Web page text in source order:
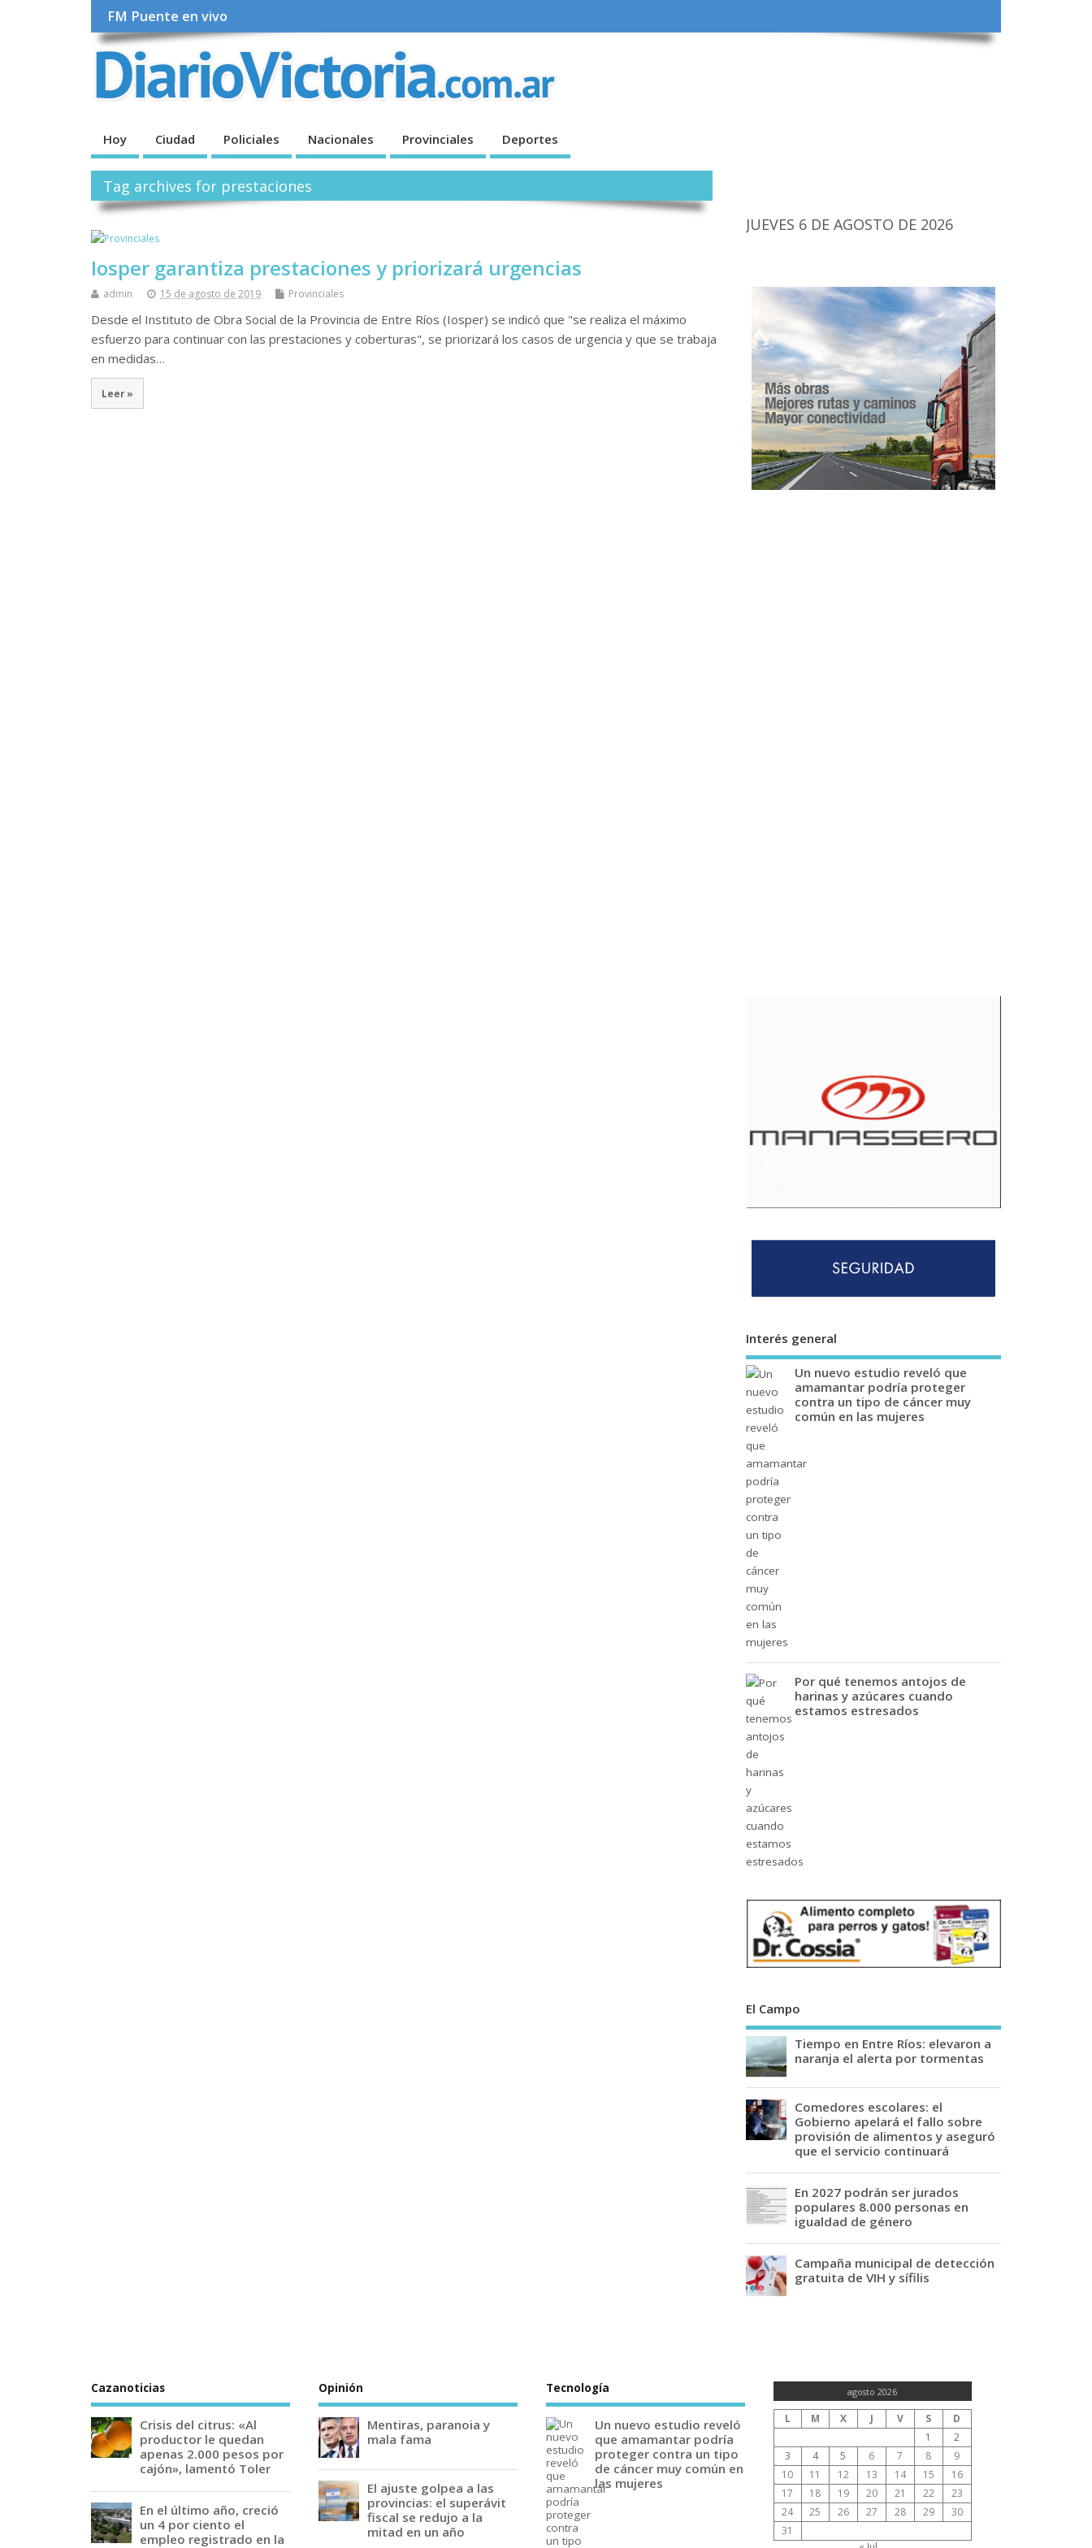
FM Puente en vivo
Hoy Ciudad Policiales Nacionales Provinciales Deportes
Tag archives for prestaciones
Iosper garantiza prestaciones y priorizará urgencias
admin 15 de agosto de 2019 Provinciales
Desde el Instituto de Obra Social de la Provincia de Entre Ríos (Iosper) se indicó que "se realiza el máximo
esfuerzo para continuar con las prestaciones y coberturas", se priorizará los casos de urgencia y que se trabaja
en medidas…
Leer »
JUEVES 6 DE AGOSTO DE 2026
Interés general
Un nuevo estudio reveló que
amamantar podría proteger
contra un tipo de cáncer muy
común en las mujeres
Por qué tenemos antojos de
harinas y azúcares cuando
estamos estresados
El Campo
Tiempo en Entre Ríos: elevaron a
naranja el alerta por tormentas
Comedores escolares: el
Gobierno apelará el fallo sobre
provisión de alimentos y aseguró
que el servicio continuará
En 2027 podrán ser jurados
populares 8.000 personas en
igualdad de género
Campaña municipal de detección
gratuita de VIH y sífilis
Cazanoticias
Crisis del citrus: «Al
productor le quedan
apenas 2.000 pesos por
cajón», lamentó Toler
En el último año, creció
un 4 por ciento el
empleo registrado en la
Opinión
Mentiras, paranoia y
mala fama
El ajuste golpea a las
provincias: el superávit
fiscal se redujo a la
mitad en un año
Tecnología
Un nuevo estudio reveló
que amamantar podría
proteger contra un tipo
de cáncer muy común en
las mujeres
agosto 2026
L M X J V S
D
1
2
3
4 5 6 7 8
9
10
11 12 13 14 15
16
17
18 19 20 21 22
23
24
25 26 27 28 29
30
31